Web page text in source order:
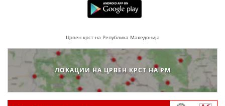
ПРИРАЧНИЦИ
СТРАТЕГИИ
ЕДУКАТИВНО ИНФОРМАТИВНИ МАТЕРИЈАЛИ
Црвен крст на Република Македонија
ЛОКАЦИИ НА ЦРВЕН КРСТ НА РМ